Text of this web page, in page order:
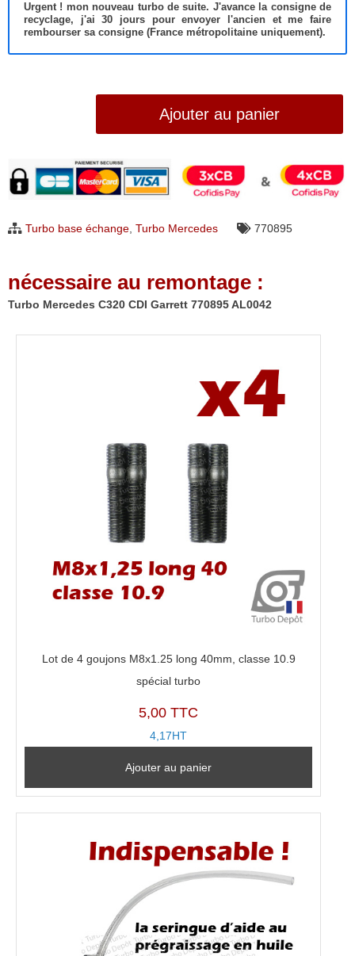
Urgent ! mon nouveau turbo de suite. J'avance la consigne de
recyclage, j'ai 30 jours pour envoyer l'ancien et me faire
rembourser sa consigne (France métropolitaine uniquement).
Mercedes
C320
Garrett
AL0042
Ajouter au panier
Turbo base échange, Turbo Mercedes 770895
nécessaire au remontage :
Turbo Mercedes C320 CDI Garrett 770895 AL0042
Lot de 4 goujons M8x1.25 long 40mm, classe 10.9
spécial turbo
5,00 TTC
4,17HT
Ajouter au panier